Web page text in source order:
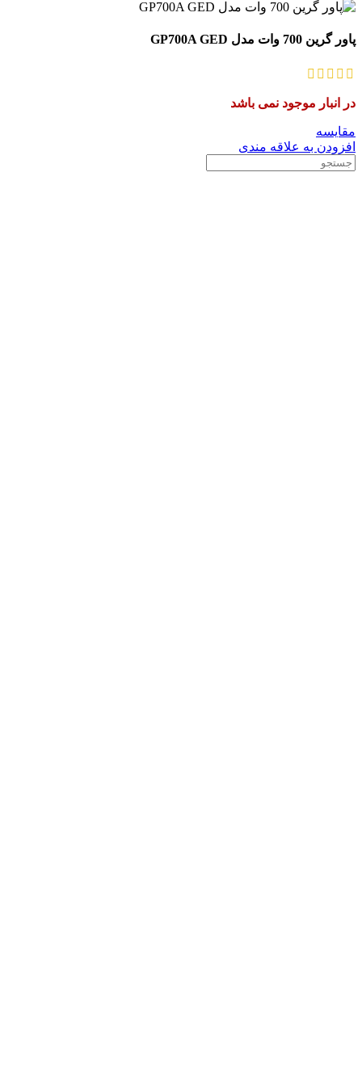
پاور گرین 700 وات مدل GP700A GED
در انبار موجود نمی باشد
مقایسه
افزودن به علاقه مندی